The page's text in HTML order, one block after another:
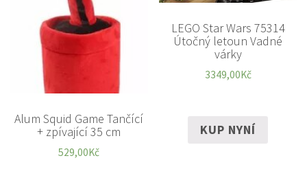
Alum Squid Game Tančící
+ zpívající 35 cm
529,00Kč
LEGO Star Wars 75314
Útočný letoun Vadné
várky
3349,00Kč
KUP NYNÍ